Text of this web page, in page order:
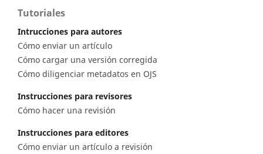
Tutoriales
Intrucciones para autores
Cómo enviar un artículo
Cómo cargar una versión corregida
Cómo diligenciar metadatos en OJS
Instrucciones para revisores
Cómo hacer una revisión
Instrucciones para editores
Cómo enviar un artículo a revisión